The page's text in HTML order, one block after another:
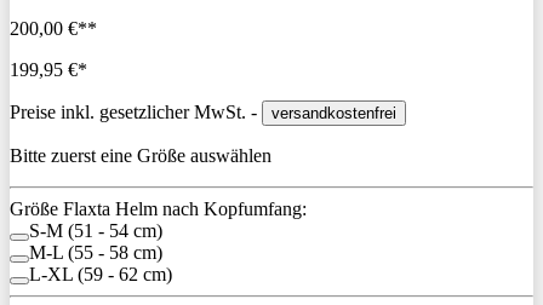
200,00 €**
199,95 €*
Preise inkl. gesetzlicher MwSt. - versandkostenfrei
Bitte zuerst eine Größe auswählen
Größe Flaxta Helm nach Kopfumfang:
S-M (51 - 54 cm)
M-L (55 - 58 cm)
L-XL (59 - 62 cm)